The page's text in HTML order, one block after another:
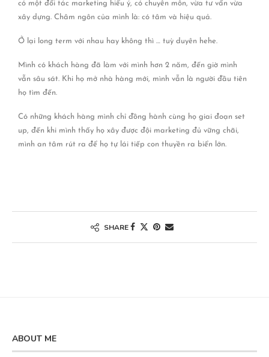
có một đối tác marketing hiểu ý, có chuyên môn, vừa tư vấn vừa
xây dựng. Châm ngôn của mình là: có tâm và hiệu quả.
Ở lại long term với nhau hay không thì … tuỳ duyên hehe.
Mình có khách hàng đã làm với mình hơn 2 năm, đến giờ mình
vẫn sâu sát. Khi họ mở nhà hàng mới, mình vẫn là người đầu tiên
họ tìm đến.
Có những khách hàng mình chỉ đồng hành cùng họ giai đoạn set
up, đến khi mình thấy họ xây được đội marketing đủ vững chãi,
mình an tâm rút ra để họ tự lái tiếp con thuyền ra biển lớn.
SHARE
ABOUT ME